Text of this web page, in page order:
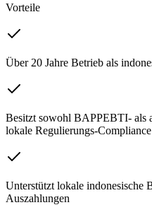
Vorteile
Über 20 Jahre Betrieb als
Besitzt sowohl BAPPEBTI- als
lokale Regulierungs-Compliance
Unterstützt lokale indonesische
Auszahlungen